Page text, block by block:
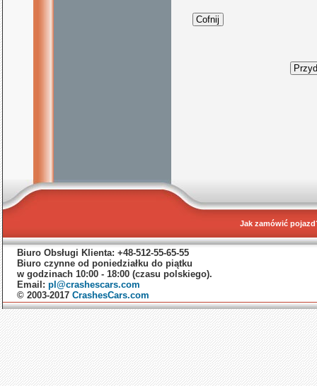
Jak zamówić
Biuro Obsługi Klienta: +48-512-55-65-55
Biuro czynne od poniedziałku do piątku
w godzinach 10:00 - 18:00 (czasu polskiego).
Email: pl@crashescars.com
© 2003-2017 CrashesCars.com